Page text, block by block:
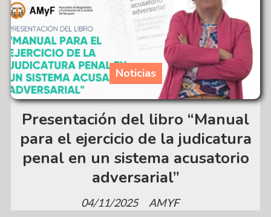
Presentación del libro “Manual
para el ejercicio de la judicatura
penal en un sistema acusatorio
adversarial”
AMYF
Noticias
04/11/2025